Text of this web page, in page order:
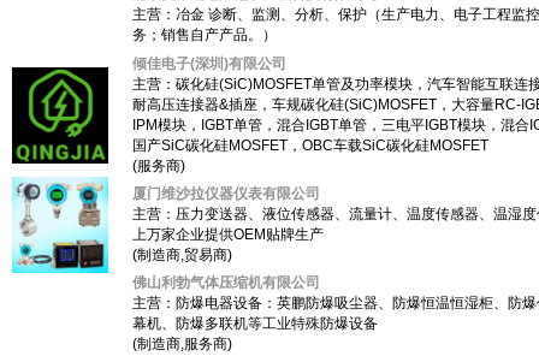
主营：冶金 诊断、监测、分析、保护（生产电力、电子工程监
务；销售自产产品。）
倾佳电子(深圳)有限公司
主营：碳化硅(SiC)MOSFET单管及功率模块，汽车智能互联
耐高压连接器&插座，车规碳化硅(SiC)MOSFET，大容量RC-
IPM模块，IGBT单管，混合IGBT单管，三电平IGBT模块，混
国产SiC碳化硅MOSFET，OBC车载SiC碳化硅MOSFET
(服务商)
厦门维沙拉仪器仪表有限公司
主营：压力变送器、液位传感器、流量计、温度传感器、温湿
上万家企业提供OEM贴牌生产
(制造商,贸易商)
佛山利勃气体压缩机有限公司
主营：防爆电器设备：英鹏防爆吸尘器、防爆恒温恒湿柜、防
幕机、防爆多联机等工业特殊防爆设备
(制造商,服务商)